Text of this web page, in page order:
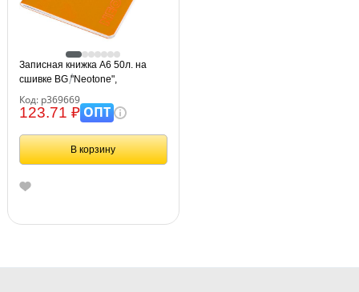
Записная книжка А6 50л. на
сшивке BG "Neotone",
тиснение, блок в точку 80г/м2
Код: р369669
123.71 ₽ОПТ
В корзину